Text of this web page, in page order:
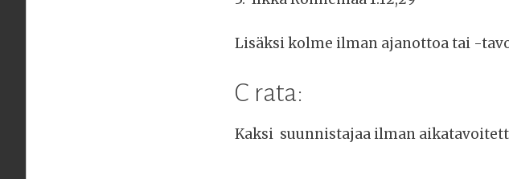
Lisäksi kolme ilman ajanottoa tai -
C rata:
Kaksi suunnistajaa ilman